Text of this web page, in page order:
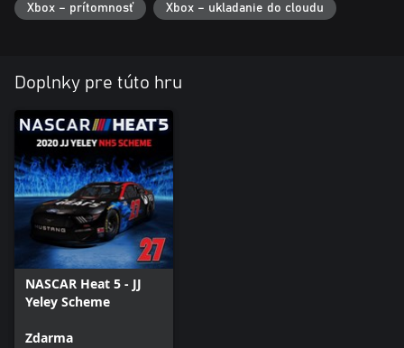
Xbox – prítomnosť Xbox – ukladanie do cloudu
Doplnky pre túto hru
NASCAR Heat 5 - JJ
Yeley Scheme
Zdarma